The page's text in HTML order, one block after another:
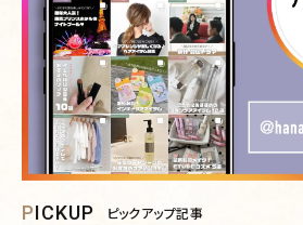
PICKUP ピックアップ記事